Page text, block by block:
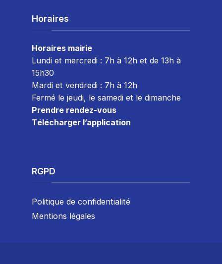
Horaires
Horaires mairie
Lundi et mercredi : 7h à 12h et de 13h à
15h30
Mardi et vendredi : 7h à 12h
Fermé le jeudi, le samedi et le dimanche
Prendre rendez-vous
Télécharger l’application
RGPD
Politique de confidentialité
Mentions légales